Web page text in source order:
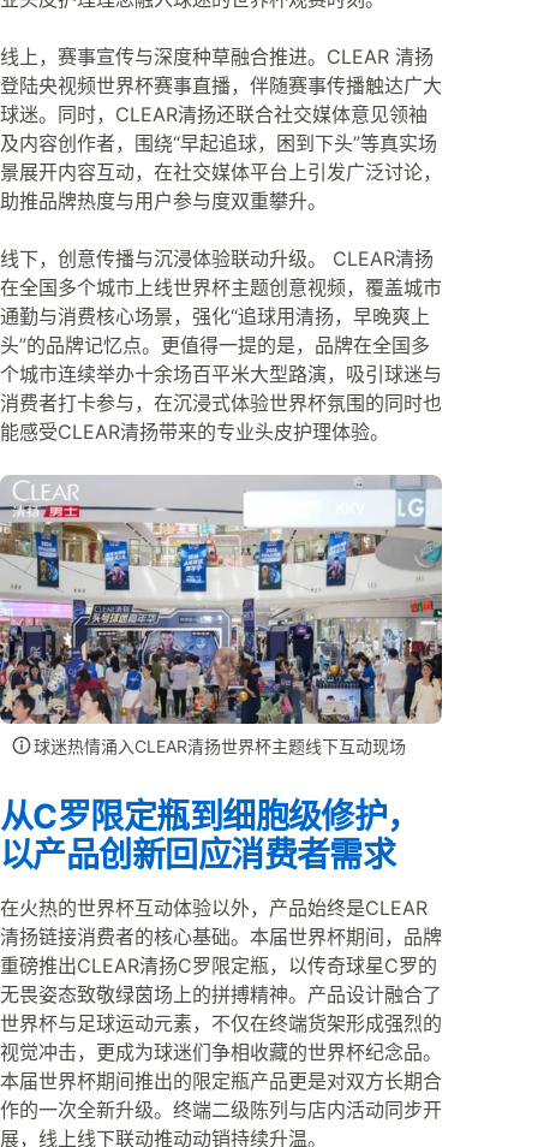
线上，赛事宣传与深度种草融合推进。CLEAR 清扬
登陆央视频世界杯赛事直播，伴随赛事传播触达广大
球迷。同时，CLEAR清扬还联合社交媒体意见领袖
及内容创作者，围绕“早起追球，困到下头”等真实场
景展开内容互动，在社交媒体平台上引发广泛讨论，
助推品牌热度与用户参与度双重攀升。
线下，创意传播与沉浸体验联动升级。 CLEAR清扬
在全国多个城市上线世界杯主题创意视频，覆盖城市
通勤与消费核心场景，强化“追球用清扬，早晚爽上
头”的品牌记忆点。更值得一提的是，品牌在全国多
个城市连续举办十余场百平米大型路演，吸引球迷与
消费者打卡参与，在沉浸式体验世界杯氛围的同时也
能感受CLEAR清扬带来的专业头皮护理体验。
球迷热情涌入CLEAR清扬世界杯主题线下互动现场
从C罗限定瓶到细胞级修护，
以产品创新回应消费者需求
在火热的世界杯互动体验以外，产品始终是CLEAR
清扬链接消费者的核心基础。本届世界杯期间，品牌
重磅推出CLEAR清扬C罗限定瓶，以传奇球星C罗的
无畏姿态致敬绿茵场上的拼搏精神。产品设计融合了
世界杯与足球运动元素，不仅在终端货架形成强烈的
视觉冲击，更成为球迷们争相收藏的世界杯纪念品。
本届世界杯期间推出的限定瓶产品更是对双方长期合
作的一次全新升级。终端二级陈列与店内活动同步开
展，线上线下联动推动动销持续升温。